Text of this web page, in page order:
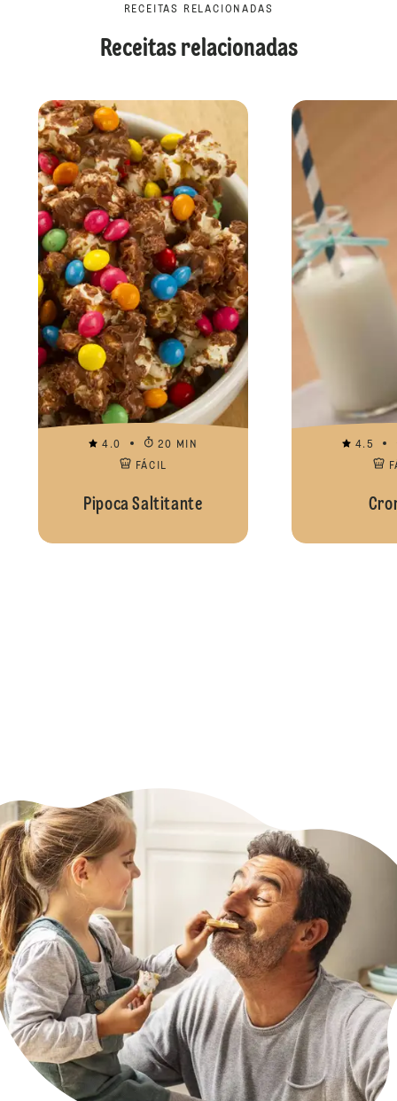
RECEITAS RELACIONADAS
Receitas relacionadas
4.0
20 MIN
FÁCIL
Pipoca Saltitante
4.5